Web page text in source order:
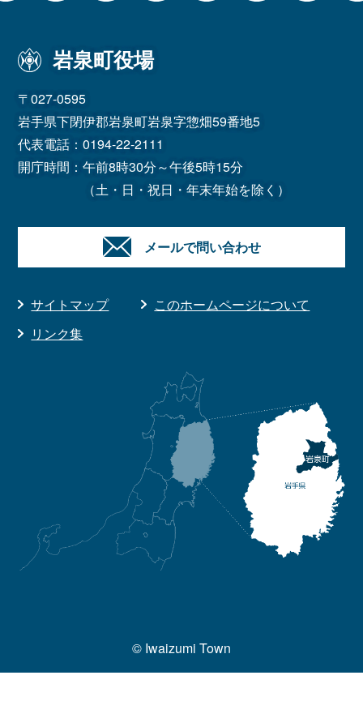
岩泉町役場
〒027-0595
岩手県下閉伊郡岩泉町岩泉字惣畑59番地5
代表電話：0194-22-2111
開庁時間：午前8時30分～午後5時15分
（土・日・祝日・年末年始を除く）
メールで問い合わせ
サイトマップ
このホームページについて
リンク集
© Iwaizumi Town